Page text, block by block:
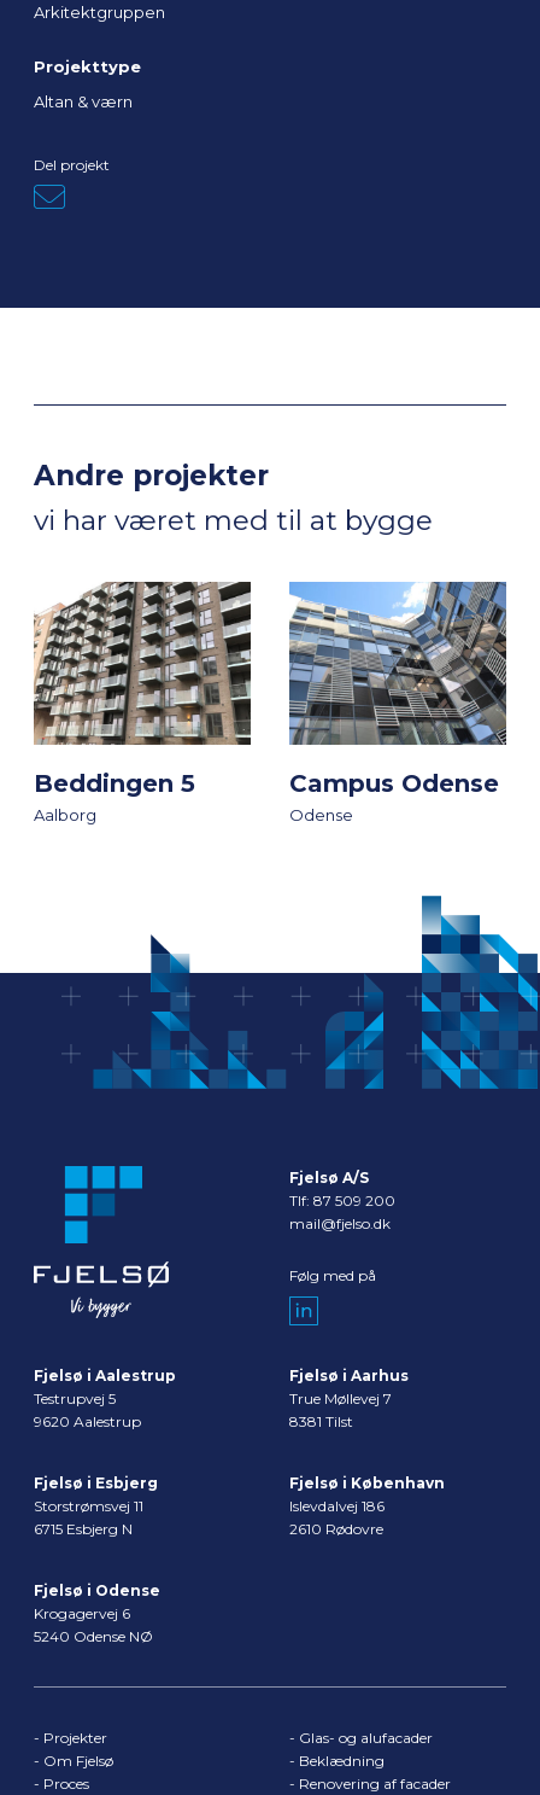
Arkitektgruppen
Projekttype
Altan & værn
Del projekt
Andre projekter
vi har været med til at bygge
Beddingen 5
Aalborg
Campus Odense
Odense
Fjelsø A/S
Tlf: 87 509 200
mail@fjelso.dk
Følg med på
Fjelsø i Aalestrup
Testrupvej 5
9620 Aalestrup
Fjelsø i Aarhus
True Møllevej 7
8381 Tilst
Fjelsø i Esbjerg
Storstrømsvej 11
6715 Esbjerg N
Fjelsø i København
Islevdalvej 186
2610 Rødovre
Fjelsø i Odense
Krogagervej 6
5240 Odense NØ
- Projekter
- Om Fjelsø
- Proces
- Glas- og alufacader
- Beklædning
- Renovering af facader